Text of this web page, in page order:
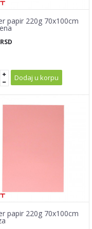
papir 220g 70x100cm
RSD
Dodaj u korpu
papir 220g 70x100cm